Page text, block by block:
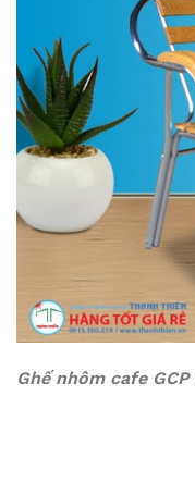
Ghế nhôm cafe GCP